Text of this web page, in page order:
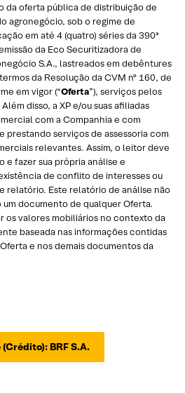
da oferta pública de distribuição de
agronegócio, sob o regime de
em até 4 (quatro) séries da 390ª
da Eco Securitizadora de
S.A., lastreados em debêntures
da Resolução da CVM nº 160, de
em vigor (“Oferta”), serviços pelos
disso, a XP e/ou suas afiliadas
com a Companhia e com
prestando serviços de assessoria com
relevantes. Assim, o leitor deve
fazer sua própria análise e
de conflito de interesses ou
relatório. Este relatório de análise não
documento de qualquer Oferta.
os valores mobiliários no contexto da
baseada nas informações contidas
e nos demais documentos da
BRF S.A.